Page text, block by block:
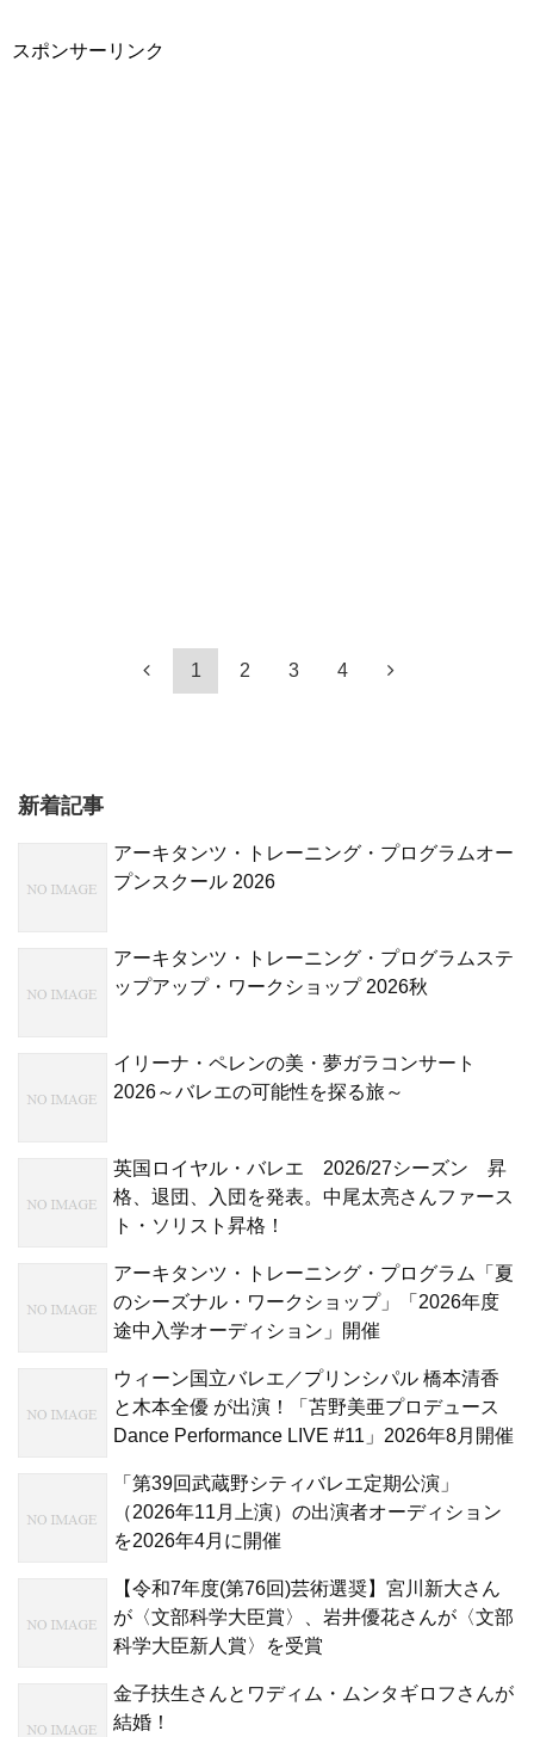
スポンサーリンク
1 2 3 4
新着記事
アーキタンツ・トレーニング・プログラムオー
プンスクール 2026
アーキタンツ・トレーニング・プログラムステ
ップアップ・ワークショップ 2026秋
イリーナ・ペレンの美・夢ガラコンサート
2026～バレエの可能性を探る旅～
英国ロイヤル・バレエ 2026/27シーズン 昇
格、退団、入団を発表。中尾太亮さんファース
ト・ソリスト昇格！
アーキタンツ・トレーニング・プログラム「夏
のシーズナル・ワークショップ」「2026年度
途中入学オーディション」開催
ウィーン国立バレエ／プリンシパル 橋本清香
と木本全優 が出演！「苫野美亜プロデュース
Dance Performance LIVE #11」2026年8月開催
「第39回武蔵野シティバレエ定期公演」
（2026年11月上演）の出演者オーディション
を2026年4月に開催
【令和7年度(第76回)芸術選奨】宮川新大さん
が〈文部科学大臣賞〉、岩井優花さんが〈文部
科学大臣新人賞〉を受賞
金子扶生さんとワディム・ムンタギロフさんが
結婚！